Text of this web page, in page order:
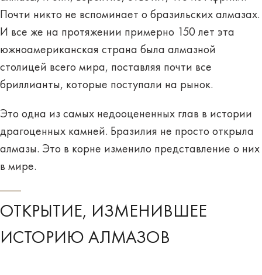
Почти никто не вспоминает о бразильских алмазах.
И все же на протяжении примерно 150 лет эта
южноамериканская страна была алмазной
столицей всего мира, поставляя почти все
бриллианты, которые поступали на рынок.
Это одна из самых недооцененных глав в истории
драгоценных камней. Бразилия не просто открыла
алмазы. Это в корне изменило представление о них
в мире.
ОТКРЫТИЕ, ИЗМЕНИВШЕЕ
ИСТОРИЮ АЛМАЗОВ